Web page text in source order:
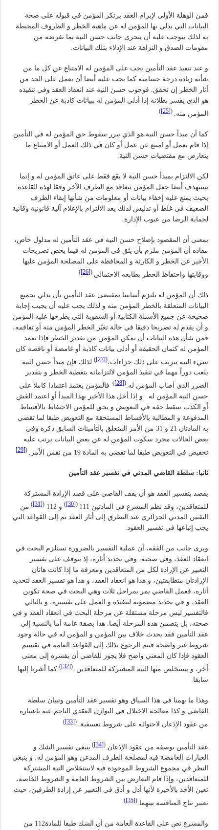
فمن الوهلة الأولى لإبرام العقد يرتكز المؤمن في قبوله على صحة
البيانات التي يدلي بها المؤمن له عن ماهية الخطر و الظروف المحيطة
به لذلك يتوجب عليه أن يتحرى جانب حسن النية بما تفرضه من
مقومات الصدق و النزاهة عند الإدلاء بتلك البيانات.
و عند تنفيذ عقد التأمين يجب على المؤمن له الامتناع عن كل ما من
شأنه زيادة درجة جسامته كما يجب عليه أيضا أن يعمل على الحد من
أثار الخطر إن تحقق. فوجوب حسن النية عند انعقاد العقد وفي تنفيذه
هو الذي يفسر بطلانه إذا أدلى المؤمن له ببيانات كاذبة عن الخطر
المؤمن منه. (
[25]
)
كما أن مبدأ حسن النية هو الذي يبرر سقوط حق المؤمن له في التأمين
إذا قام بعمل أو امتنع عن عمل أو كان في ذلك العمل أو الامتناع ما
يتعارض مع مقتضيات حسن النية.
لكن الالتزام بمبدأ حسن النية لا يقع فقط على عاتق المؤمن له و إنما
يستهدف أيضا جعل المؤمن يتعاقد مع الطرف الآخر وفقا لهذه القاعدة
بحيث يمنع عليه إخفاء بيانات أو معلومات من شأنها إبقاء الطرف
الضعيف في غلط أو تدليس لذلك يعد الالتزام بالإعلام آلية قانونية وقائية
لحماية الرضا من عيوب الإدارة.
بمعنى أن المقصود بإصلاح حسن النية في عقد التأمين له مدلول خاص،
مفاده أن المؤمن ملزم بأن يثق في المؤمن له فيما يخص تصريحات
الأخير عن الخطر و الكارثة و المحافظة على المصلحة المؤمن عليها
ووقايتها واحتفاظ الخطر بطابعه الاحتمالي (
[26]
)
ذلك أن المؤمن له يلتزم أساسا بمقتضى عقد التأمين بأن يدلي بجميع
البيانات المتعلقة بالخطر المؤمن منه و لذلك يجب عليه أن يجيب إجابة
صحيحة عن جميع الأسئلة الكتابية أو الشفوية التي يطرحها عليه المؤمن
و أن يقدم له تصريحا دقيقا في حالة تغيّر الخطر المؤمن منه أو تفاقمه،
فمن شأن هذه البيانات أن تمكن المؤمن من تقدير الخطر فإذا تعمد
المؤمن له كتمان الحقيقة أو أدلى بيانات كاذبة أو غامضة أو ناقصة كان
سيء النية يترتب على ذلك جزاءات،(
[27]
) لذلك فإن مبدأ حسن النية
يلعب دوراً مهما في تنفيذ المؤمن لالتزاماته بتغطية الخطر و بتقدير
الضرر الذي أصاب المؤمن له.(
[28]
) فالمؤمن يعتمد اعتمادا كاملا على
حسن النية المؤمن له و إذا أخل هذا الأخير بهذا المبدأ أو اعتمد الغش
أو الكذب سقط حقه في التعويض و يحق للمؤمن الاحتفاظ بالأقساط
المدفوعة و المطالبة بالأقساط المستحقة مع التعويض طبقا لما تقضي
به المادتان 21 و 31 من الأمر المتعلق بالتأمينات السابق ذكره وفي
بعض الحالات مجرد سكوت المؤمن له عن بعض البيانات يرتب عليه
تخفيض في التعويض طبقا لما تقضي به المادة 19 من نفس الأمر.
(
[29]
ثانيا: سلطة القاضي المدني في تفسير عقد التأمين
يقصد بتفسير العقد هو أن يقف القاضي على قصد الإرادة المشتركة
للمتعاقدين، وقد نظم المشرع في المادتين 111
(
[30]
) و 112 (
[31]
) من
التقنين المدني الجزائري عند التطرق إلى أثار العقد ثم إلى القواعد التي
يجب إتباعها في تفسير العقود.
ويرى جانب من الفقه، أن عملية التفسير بالضرورة تستلزم البحث في
انعقاد العقد، وفي صحته، وفي تحديد أثاره، إذ يتوقف على تفسير
التعبير عن الإرادة لكل من المتعاقدين ومعرفة ما إذا كانت هاتان
الإرادتان متطابقتين، و هذا هو انعقاد العقد، و هذا هو تفسير العقد لتحديد
أثاره، فعمل القاضي يمر بمراحل ثلاث وهي البحث في صحة تكوين
العقد، و في تحديد مضمونه لتنفيذه و العمل على تفسيره، و بالتالي
فالتفسير ليس مرحلة مستقلة عن مرحلة البحث في انعقاد العقد و في
صحته، بل يتضمن هذه المرحلة أيضا. هذا بصفة عامة أما بالنسبة إلى
عقد التأمين فقد يحدث خلاف بين المؤمن و المؤمن له في حالة وجود
شروط غير واضحة فيتم الرجوع بذلك إلى القواعد العامة في تقسيم
العقود فإذا كان المعني واضح فلا يجوز للقاضي أن يفسره إلى معنى
أخر، و يستخلص منها النية المشتركة للمتعاقدين. (
[32]
) كما أشرنا إليها
سابقا.
وهذا ما يهمنا في هذا السياق وهو تفسير عقد التأمين وتبيان سلطة
القاضي و كذا معالجة الاختلال في التوازن العقدي الناجم عنه باعتباره
من عقود الإذعان لاحتوائه على شروط تعسفية.
(
[33]
)
عقد التأمين بوصفه من عقود الإذعان.(
[34]
) ينبغي تفسير الشك و
العبارات الغامضة فيه لمصلحة الطرف المذعن وهو المؤمن له، و ينبغي
النظر في مجموع الشروط الموجودة فيه لاستخلاص النية المشتركة
للمتعاقدين، وإذا قام التعارض بين الشروط العامة و الشروط الخاصة،
تعين الأخذ بالأخيرة لأنها أدل و أدق في التعبير عن إرادة الطرفين، حيث
تعتبر نتاج المنافسة بينهما.(
[35]
)
والمشرع نص على القاعدة العامة من أن الشك طبقا للمادة112 من